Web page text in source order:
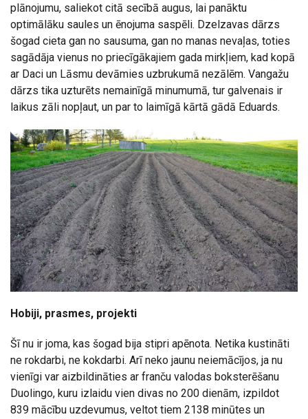
plānojumu, saliekot citā secībā augus, lai panāktu
optimālāku saules un ēnojuma saspēli. Dzelzavas dārzs
šogad cieta gan no sausuma, gan no manas nevaļas, toties
sagādāja vienus no priecīgākajiem gada mirkļiem, kad kopā
ar Daci un Lāsmu devāmies uzbrukumā nezālēm. Vangažu
dārzs tika uzturēts nemainīgā minumumā, tur galvenais ir
laikus zāli nopļaut, un par to laimīgā kārtā gādā Eduards.
Hobiji, prasmes, projekti
Šī nu ir joma, kas šogad bija stipri apēnota. Netika kustināti
ne rokdarbi, ne kokdarbi. Arī neko jaunu neiemācījos, ja nu
vienīgi var aizbildināties ar franču valodas boksterēšanu
Duolingo, kuru izlaidu vien divas no 200 dienām, izpildot
839 mācību uzdevumus, veltot tiem 2138 minūtes un